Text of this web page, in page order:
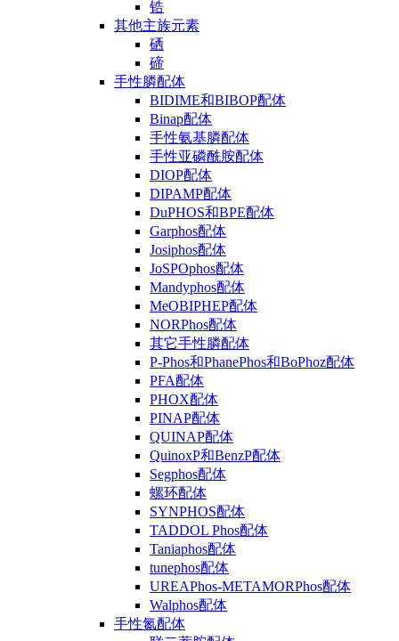
锆
其他主族元素
硒
碲
手性膦配体
BIDIME和BIBOP配体
Binap配体
手性氨基膦配体
手性亚磷酰胺配体
DIOP配体
DIPAMP配体
DuPHOS和BPE配体
Garphos配体
Josiphos配体
JoSPOphos配体
Mandyphos配体
MeOBIPHEP配体
NORPhos配体
其它手性膦配体
P-Phos和PhanePhos和BoPhoz配体
PFA配体
PHOX配体
PINAP配体
QUINAP配体
QuinoxP和BenzP配体
Segphos配体
螺环配体
SYNPHOS配体
TADDOL Phos配体
Taniaphos配体
tunephos配体
UREAPhos-METAMORPhos配体
Walphos配体
手性氮配体